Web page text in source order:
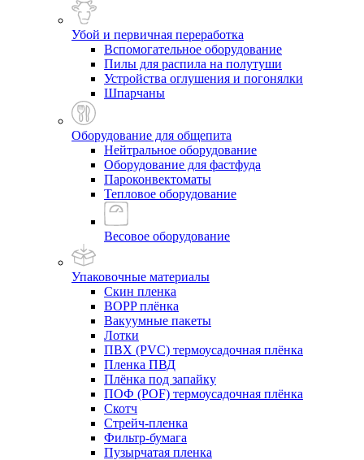
Убой и первичная переработка
Вспомогательное оборудование
Пилы для распила на полутуши
Устройства оглушения и погонялки
Шпарчаны
Оборудование для общепита
Нейтральное оборудование
Оборудование для фастфуда
Пароконвектоматы
Тепловое оборудование
Весовое оборудование
Упаковочные материалы
Скин пленка
BOPP плёнка
Вакуумные пакеты
Лотки
ПВХ (PVC) термоусадочная плёнка
Пленка ПВД
Плёнка под запайку
ПОФ (POF) термоусадочная плёнка
Скотч
Стрейч-пленка
Фильтр-бумага
Пузырчатая пленка